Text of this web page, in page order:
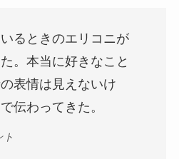
るときのエリコニが
。本当に好きなこと
表情は見えないけ
伝わってきた。
ト